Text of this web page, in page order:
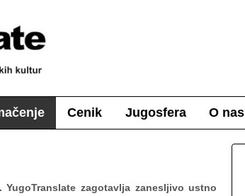
Cenik Jugosfera O nas
zagotavlja zanesljivo ustno